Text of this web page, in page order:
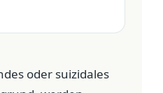
oder suizidales